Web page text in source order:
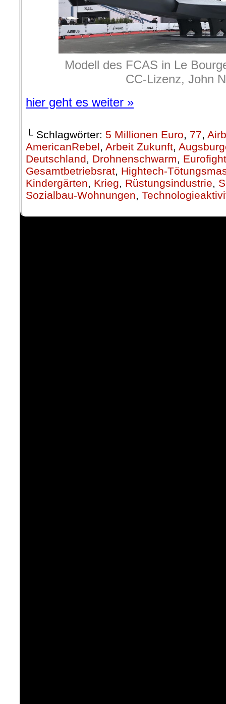
Modell des FCAS in Le
CC-Lizenz, John
hier geht es weiter »
└ Schlagwörter: 5 Millionen Euro, 77,
AmericanRebel, Arbeit Zukunft,
Deutschland, Drohnenschwarm,
Gesamtbetriebsrat, Hightech-
Kindergärten, Krieg, Rüstungsindustrie,
Sozialbau-Wohnungen,